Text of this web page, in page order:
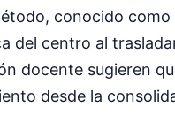
conocido
del centro al
docente sugieren
desde la